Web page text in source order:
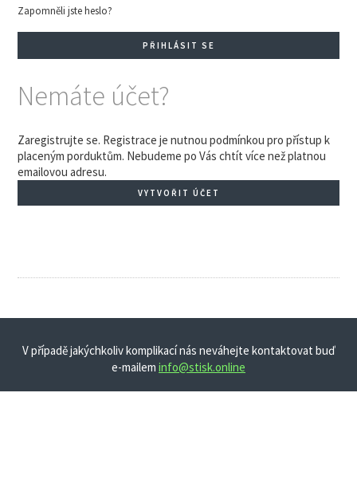
Zapomněli jste heslo?
Nemáte účet?
Zaregistrujte se. Registrace je nutnou podmínkou pro přístup k
placeným porduktům. Nebudeme po Vás chtít více než platnou
emailovou adresu.
VYTVOŘIT ÚČET
V případě jakýchkoliv komplikací nás neváhejte kontaktovat buď
e-mailem info@stisk.online